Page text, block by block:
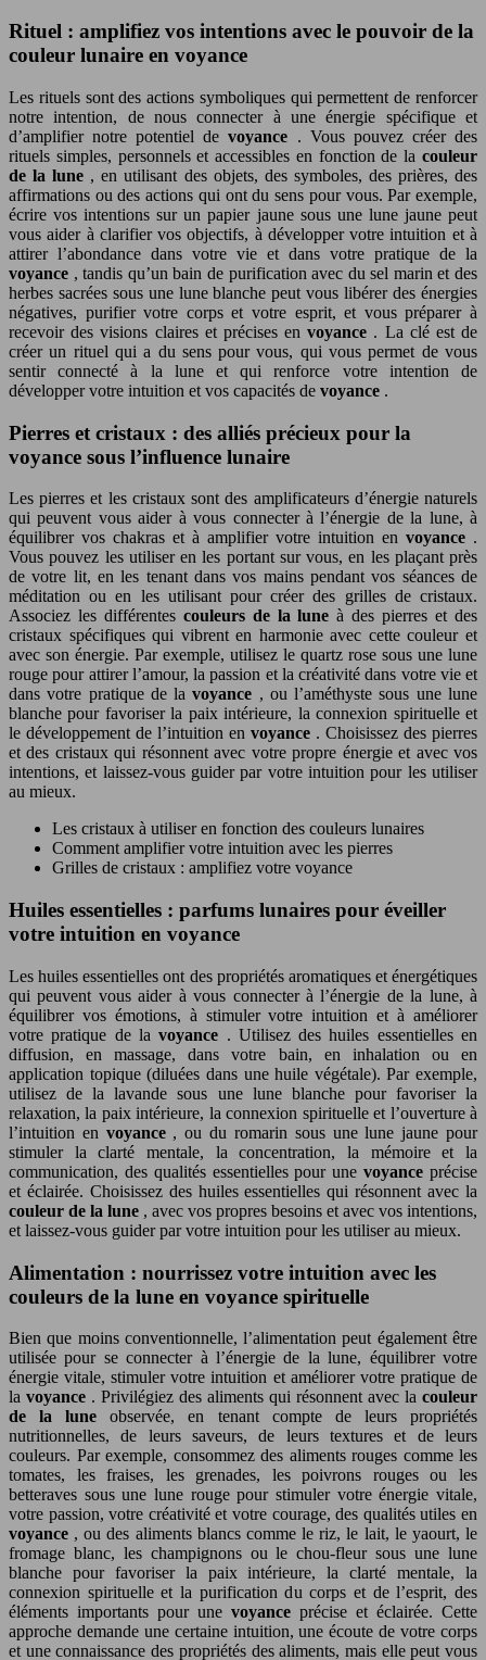
Rituel : amplifiez vos intentions avec le pouvoir de la
couleur lunaire en voyance
Les rituels sont des actions symboliques qui permettent de renforcer
notre intention, de nous connecter à une énergie spécifique et
d’amplifier notre potentiel devoyance . Vous pouvez créer des
rituels simples, personnels et accessibles en fonction de la couleur
de la lune , en utilisant des objets, des symboles, des prières, des
affirmations ou des actions qui ont du sens pour vous. Par exemple,
écrire vos intentions sur un papier jaune sous une lune jaune peut
vous aider à clarifier vos objectifs, à développer votre intuition et à
attirer l’abondance dans votre vie et dans votre pratique de la
voyance , tandis qu’un bain de purification avec du sel marin et des
herbes sacrées sous une lune blanche peut vous libérer des énergies
négatives, purifier votre corps et votre esprit, et vous préparer à
recevoir des visions claires et précises envoyance . La clé est de
créer un rituel qui a du sens pour vous, qui vous permet de vous
sentir connecté à la lune et qui renforce votre intention de
développer votre intuition et vos capacités de voyance .
Pierres et cristaux : des alliés précieux pour la
voyance sous l’influence lunaire
Les pierres et les cristaux sont des amplificateurs d’énergie naturels
qui peuvent vous aider à vous connecter à l’énergie de la lune, à
équilibrer vos chakras et à amplifier votre intuition en voyance .
Vous pouvez les utiliser en les portant sur vous, en les plaçant près
de votre lit, en les tenant dans vos mains pendant vos séances de
méditation ou en les utilisant pour créer des grilles de cristaux.
Associez les différentes couleurs de la luneà des pierres et des
cristaux spécifiques qui vibrent en harmonie avec cette couleur et
avec son énergie. Par exemple, utilisez le quartz rose sous une lune
rouge pour attirer l’amour, la passion et la créativité dans votre vie et
dans votre pratique de lavoyance , ou l’améthyste sous une lune
blanche pour favoriser la paix intérieure, la connexion spirituelle et
le développement de l’intuition en voyance . Choisissez des pierres
et des cristaux qui résonnent avec votre propre énergie et avec vos
intentions, et laissez-vous guider par votre intuition pour les utiliser
au mieux.
Les cristaux à utiliser en fonction des couleurs lunaires
Comment amplifier votre intuition avec les pierres
Grilles de cristaux : amplifiez votre voyance
Huiles essentielles : parfums lunaires pour éveiller
votre intuition en voyance
Les huiles essentielles ont des propriétés aromatiques et énergétiques
qui peuvent vous aider à vous connecter à l’énergie de la lune, à
équilibrer vos émotions, à stimuler votre intuition et à améliorer
votre pratique de lavoyance . Utilisez des huiles essentielles en
diffusion, en massage, dans votre bain, en inhalation ou en
application topique (diluées dans une huile végétale). Par exemple,
utilisez de la lavande sous une lune blanche pour favoriser la
relaxation, la paix intérieure, la connexion spirituelle et l’ouverture à
l’intuition en voyance , ou du romarin sous une lune jaune pour
stimuler la clarté mentale, la concentration, la mémoire et la
communication, des qualités essentielles pour unevoyanceprécise
et éclairée. Choisissez des huiles essentielles qui résonnent avec la
couleur de la lune , avec vos propres besoins et avec vos intentions,
et laissez-vous guider par votre intuition pour les utiliser au mieux.
Alimentation : nourrissez votre intuition avec les
couleurs de la lune en voyance spirituelle
Bien que moins conventionnelle, l’alimentation peut également être
utilisée pour se connecter à l’énergie de la lune, équilibrer votre
énergie vitale, stimuler votre intuition et améliorer votre pratique de
la voyance . Privilégiez des aliments qui résonnent avec la couleur
de la luneobservée, en tenant compte de leurs propriétés
nutritionnelles, de leurs saveurs, de leurs textures et de leurs
couleurs. Par exemple, consommez des aliments rouges comme les
tomates, les fraises, les grenades, les poivrons rouges ou les
betteraves sous une lune rouge pour stimuler votre énergie vitale,
votre passion, votre créativité et votre courage, des qualités utiles en
voyance , ou des aliments blancs comme le riz, le lait, le yaourt, le
fromage blanc, les champignons ou le chou-fleur sous une lune
blanche pour favoriser la paix intérieure, la clarté mentale, la
connexion spirituelle et la purification du corps et de l’esprit, des
éléments importants pour une voyance précise et éclairée. Cette
approche demande une certaine intuition, une écoute de votre corps
et une connaissance des propriétés des aliments, mais elle peut vous